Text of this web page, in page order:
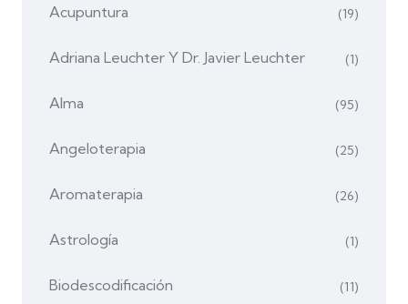
Acupuntura (19)
Adriana Leuchter Y Dr. Javier Leuchter (1)
Alma (95)
Angeloterapia (25)
Aromaterapia (26)
Astrología (1)
Biodescodificación (11)